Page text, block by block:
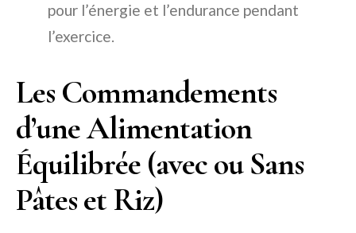
pour l’énergie et l’endurance pendant
l’exercice.
Les Commandements
d’une Alimentation
Équilibrée (avec ou Sans
Pâtes et Riz)